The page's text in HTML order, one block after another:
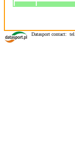
Datasport contact: